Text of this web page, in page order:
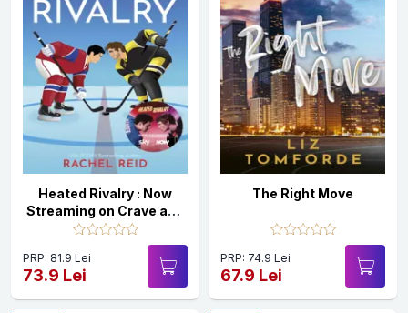
Heated Rivalry : Now
Streaming on Crave and
HBO Max
PRP: 81.9 Lei
73.9 Lei
The Right Move
PRP: 74.9 Lei
67.9 Lei